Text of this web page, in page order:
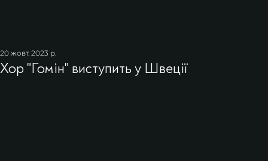
Хор "Гомін" виступить у Швеції
20 жовт. 2023 р.